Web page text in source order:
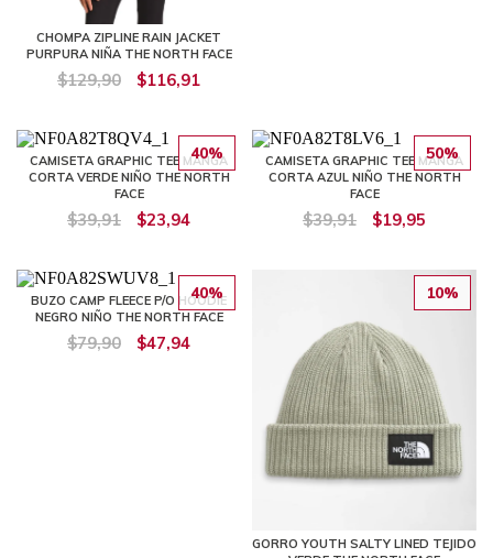
CHOMPA ZIPLINE RAIN JACKET
PURPURA NIÑA THE NORTH FACE
$129,90 $116,91
40%
CAMISETA GRAPHIC TEE MANGA
CORTA VERDE NIÑO THE NORTH
FACE
$39,91 $23,94
50%
CAMISETA GRAPHIC TEE MANGA
CORTA AZUL NIÑO THE NORTH
FACE
$39,91 $19,95
40%
BUZO CAMP FLEECE P/O HOODIE
NEGRO NIÑO THE NORTH FACE
$79,90 $47,94
10%
GORRO YOUTH SALTY LINED TEJIDO